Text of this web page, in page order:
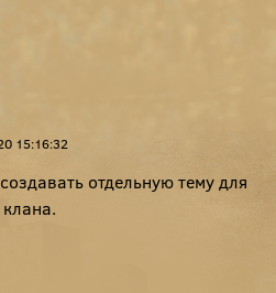
15:16:32
отдельную тему для